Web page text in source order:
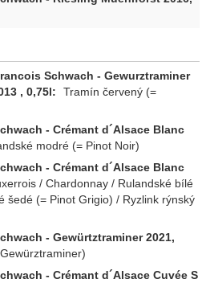
Tramín červený (=
modré (= Pinot Noir)
/ Chardonnay / Rulandské bílé
šedé (= Pinot Grigio) / Ryzlink rýnský